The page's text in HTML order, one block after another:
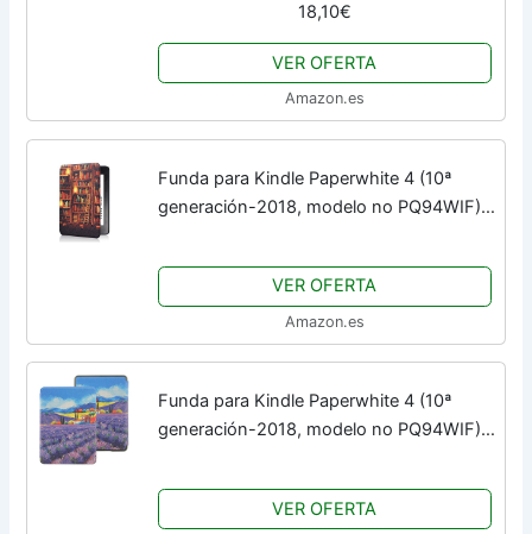
Redonda para Habitación Infantil, 36x45
cm
18,10€
VER OFERTA
Amazon.es
Funda para Kindle Paperwhite 4 (10ª
generación-2018, modelo no PQ94WIF),
mano, función de encendido y apagado
VER OFERTA
Amazon.es
Funda para Kindle Paperwhite 4 (10ª
generación-2018, modelo no PQ94WIF),
mano, función de encendido y apagado
VER OFERTA